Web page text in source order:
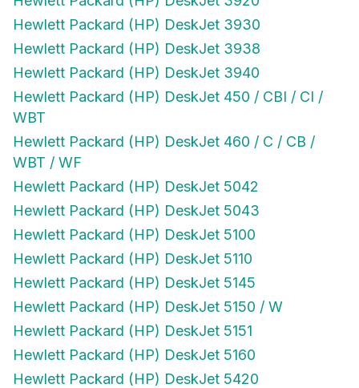
Hewlett Packard (HP) DeskJet 3930
Hewlett Packard (HP) DeskJet 3938
Hewlett Packard (HP) DeskJet 3940
Hewlett Packard (HP) DeskJet 450 / CBI / CI /
WBT
Hewlett Packard (HP) DeskJet 460 / C / CB /
WBT / WF
Hewlett Packard (HP) DeskJet 5042
Hewlett Packard (HP) DeskJet 5043
Hewlett Packard (HP) DeskJet 5100
Hewlett Packard (HP) DeskJet 5110
Hewlett Packard (HP) DeskJet 5145
Hewlett Packard (HP) DeskJet 5150 / W
Hewlett Packard (HP) DeskJet 5151
Hewlett Packard (HP) DeskJet 5160
Hewlett Packard (HP) DeskJet 5420